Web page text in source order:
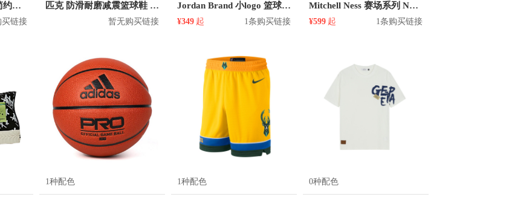
KM/kilometers 圆领简约短袖T恤 M2X2108073
链接
匹克 防滑耐磨减震篮球鞋 E41081A
暂无购买链接
Jordan Brand 小logo 篮球训练运动短裤 AJ5590
¥349 起 1条购买链接
Mitchell Ness 赛场系列 NBA公牛队女款篮球短裤 SHOREL18123
¥599 起 1条购买链接
1种配色 1种配色 0种配色